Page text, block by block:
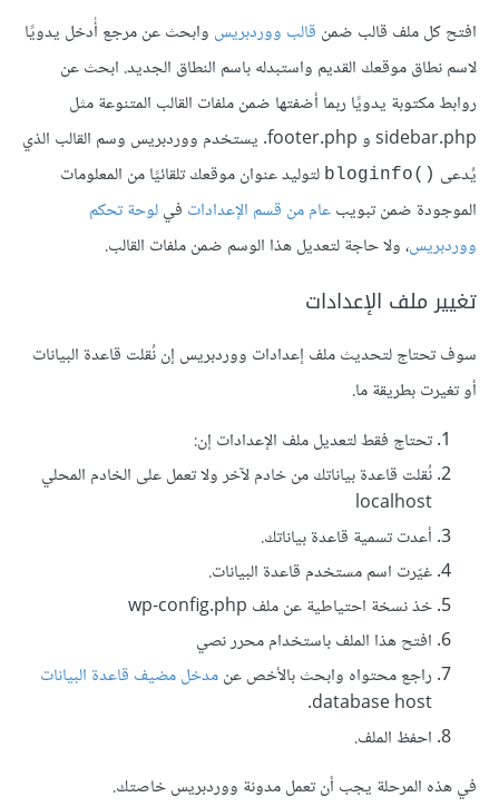
افتح كل ملف قالب ضمن قالب ووردبريس وابحث عن مرجع أُدخل يدويًا
لاسم نطاق موقعك القديم واستبدله باسم النطاق الجديد. ابحث عن
روابط مكتوبة يدويًا ربما أضفتها ضمن ملفات القالب المتنوعة مثل
sidebar.php و footer.php. يستخدم ووردبريس وسم القالب الذي
يُدعى bloginfo()‎ لتوليد عنوان موقعك تلقائيًا من المعلومات
الموجودة ضمن تبويبعام من قسم الإعدادات فيلوحة تحكم
ووردبريس، ولا حاجة لتعديل هذا الوسم ضمن ملفات القالب.
تغيير ملف الإعدادات
سوف تحتاج لتحديث ملف إعدادات ووردبريس إن نُقلت قاعدة البيانات
أو تغيرت بطريقة ما.
تحتاج فقط لتعديل ملف الإعدادات إن:
نُقلت قاعدة بياناتك من خادم لآخر ولا تعمل على الخادم المحلي
localhost
أعدت تسمية قاعدة بياناتك.
غيّرت اسم مستخدم قاعدة البيانات.
خذ نسخة احتياطية عن ملف wp-config.php
افتح هذا الملف باستخدام محرر نصي
راجع محتواه وابحث بالأخص عنمدخل مضيف قاعدة البيانات
database host.
احفظ الملف.
في هذه المرحلة يجب أن تعمل مدونة ووردبريس خاصتك.